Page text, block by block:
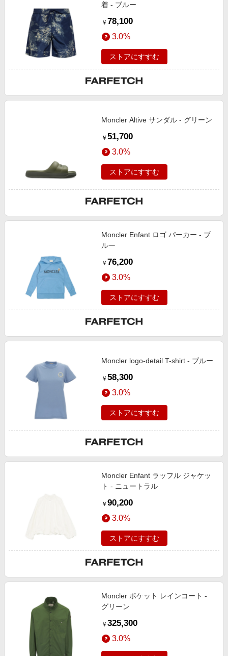
着 - ブルー
￥ 78,100
3.0%
ストアにすすむ
Moncler Altive サンダル - グリーン
￥ 51,700
3.0%
ストアにすすむ
Moncler Enfant ロゴ パーカー - ブ
ルー
￥ 76,200
3.0%
ストアにすすむ
Moncler logo-detail T-shirt - ブルー
￥ 58,300
3.0%
ストアにすすむ
Moncler Enfant ラッフル ジャケッ
ト - ニュートラル
￥ 90,200
3.0%
ストアにすすむ
Moncler ポケット レインコート -
グリーン
￥ 325,300
3.0%